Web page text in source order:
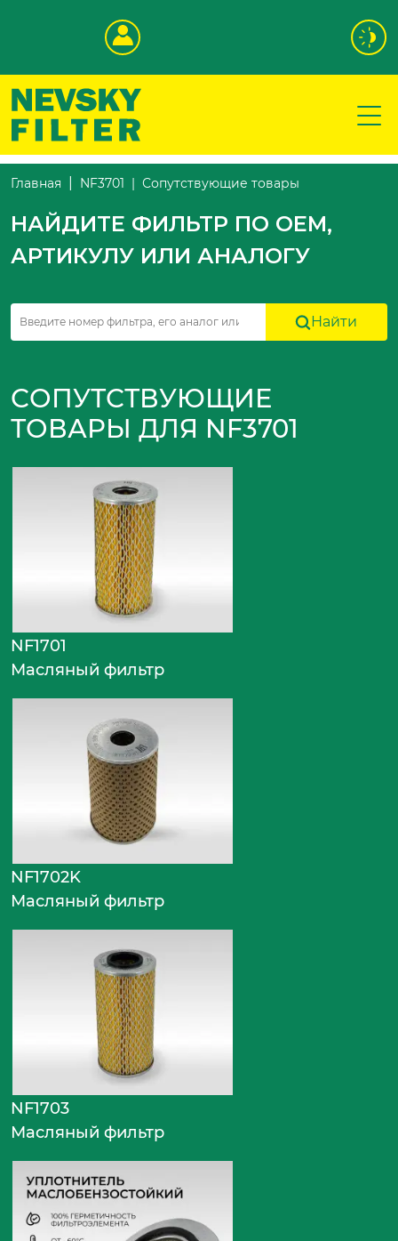
Главная NF3701 Сопутствующие товары
НАЙДИТЕ ФИЛЬТР ПО OEM,
АРТИКУЛУ ИЛИ АНАЛОГУ
Найти
СОПУТСТВУЮЩИЕ
ТОВАРЫ ДЛЯ NF3701
NF1701
Масляный фильтр
NF1702K
Масляный фильтр
NF1703
Масляный фильтр